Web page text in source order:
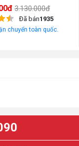
3.130.000đ
Đã bán1935
chuyển toàn quốc.